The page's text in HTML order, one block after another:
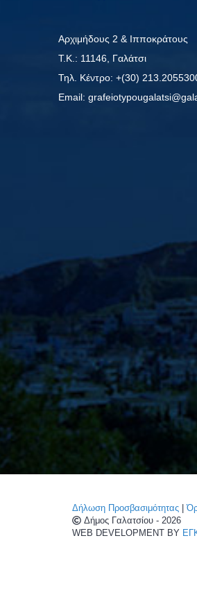
Αρχιμήδους 2 & Ιπποκράτους
Τ.Κ.: 11146, Γαλάτσι
Τηλ. Κέντρο: +(30)
Εmail:
Δήλωση Προσβασιμότητας |
Δήμος Γαλατσίου - 2026
WEB DEVELOPMENT BY